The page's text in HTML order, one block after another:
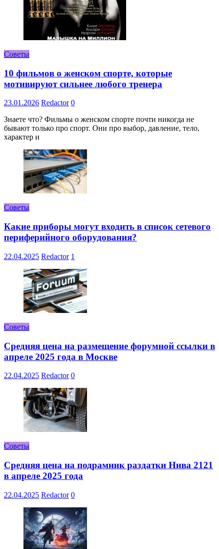
Советы
10 фильмов о женском спорте, которые
мотивируют сильнее любого тренера
23.01.2026 Redactor 0
Знаете что? Фильмы о женском спорте почти никогда не
бывают только про спорт. Они про выбор, давление, тело,
характер и
Советы
Какие приборы могут входить в список сетевого
периферийного оборудования?
22.04.2025 Redactor 1
Советы
Средняя цена на размещение форумной ссылки в
апреле 2025 года в Москве
22.04.2025 Redactor 0
Советы
Средняя цена на подрамник раздатки Нива 2121
в апреле 2025 года
22.04.2025 Redactor 0